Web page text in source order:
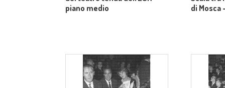
piano medio
di Mosca